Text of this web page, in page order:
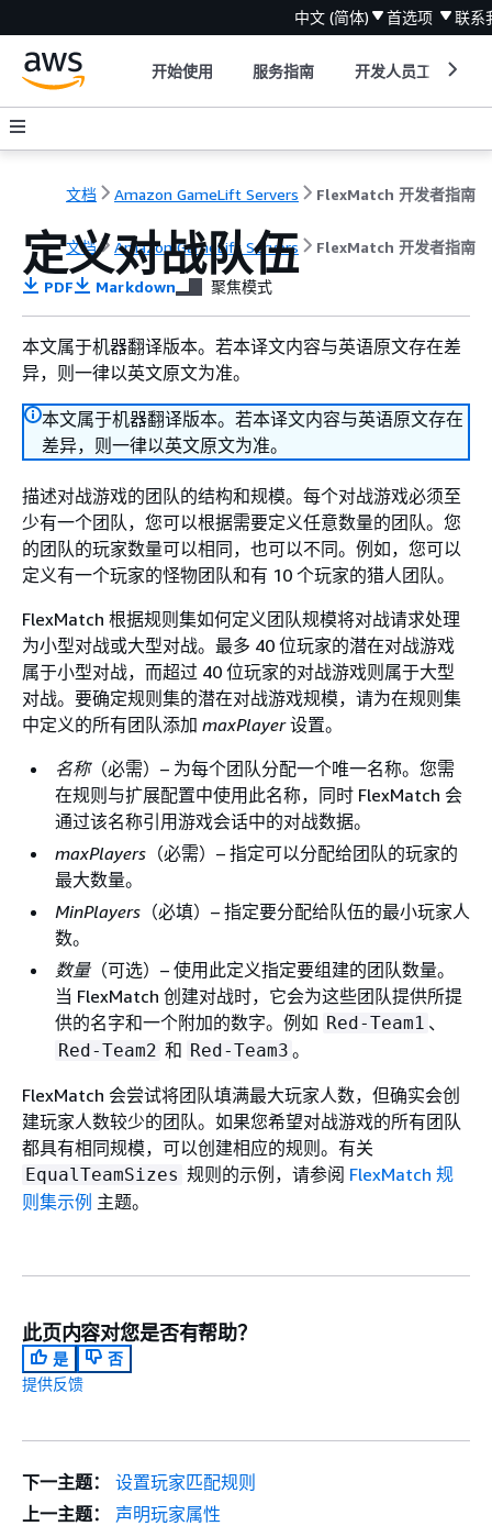
中文 (简体) 首选项 联系
开始使用 服务指南 开发人员工具
文档 Amazon GameLift Servers FlexMatch 开发者指南
文档 Amazon GameLift Servers FlexMatch 开发者指南
定义对战队伍
PDF Markdown 聚焦模式
本文属于机器翻译版本。若本译文内容与英语原文存在差
异，则一律以英文原文为准。
本文属于机器翻译版本。若本译文内容与英语原文存在
差异，则一律以英文原文为准。
描述对战游戏的团队的结构和规模。每个对战游戏必须至
少有一个团队，您可以根据需要定义任意数量的团队。您
的团队的玩家数量可以相同，也可以不同。例如，您可以
定义有一个玩家的怪物团队和有 10 个玩家的猎人团队。
FlexMatch 根据规则集如何定义团队规模将对战请求处理
为小型对战或大型对战。最多 40 位玩家的潜在对战游戏
属于小型对战，而超过 40 位玩家的对战游戏则属于大型
对战。要确定规则集的潜在对战游戏规模，请为在规则集
中定义的所有团队添加 maxPlayer设置。
名称（必需）– 为每个团队分配一个唯一名称。您需
在规则与扩展配置中使用此名称，同时 FlexMatch 会
通过该名称引用游戏会话中的对战数据。
maxPlayers （必需）– 指定可以分配给团队的玩家的
最大数量。
MinPlayers （必填）– 指定要分配给队伍的最小玩家人
数。
数量（可选）– 使用此定义指定要组建的团队数量。
当 FlexMatch 创建对战时，它会为这些团队提供所提
供的名字和一个附加的数字。例如 Red-Team1 、
Red-Team2 和 Red-Team3 。
FlexMatch 会尝试将团队填满最大玩家人数，但确实会创
建玩家人数较少的团队。如果您希望对战游戏的所有团队
都具有相同规模，可以创建相应的规则。有关
EqualTeamSizes 规则的示例，请参阅 FlexMatch 规
则集示例 主题。
此页内容对您是否有帮助？
是
否
提供反馈
下一主题：
设置玩家匹配规则
上一主题：
声明玩家属性